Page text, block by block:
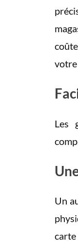
Les
Un
carte